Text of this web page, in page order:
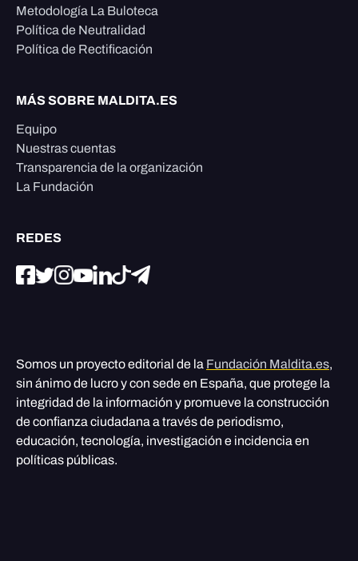
Metodología La Buloteca
Política de Neutralidad
Política de Rectificación
MÁS SOBRE MALDITA.ES
Equipo
Nuestras cuentas
Transparencia de la organización
La Fundación
REDES
Somos un proyecto editorial de la Fundación Maldita.es,
sin ánimo de lucro y con sede en España, que protege la
integridad de la información y promueve la construcción
de confianza ciudadana a través de periodismo,
educación, tecnología, investigación e incidencia en
políticas públicas.